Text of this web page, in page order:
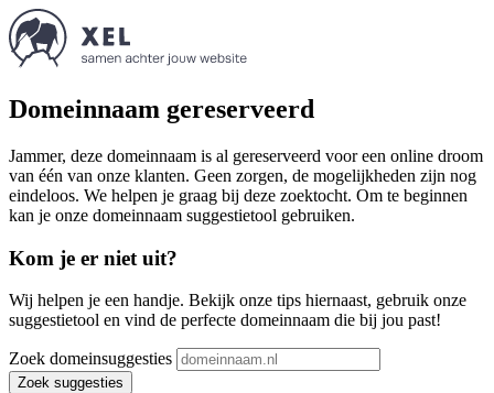
Domeinnaam gereserveerd
Jammer, deze domeinnaam is al gereserveerd voor een online droom
van één van onze klanten. Geen zorgen, de mogelijkheden zijn nog
eindeloos. We helpen je graag bij deze zoektocht. Om te beginnen
kan je onze domeinnaam suggestietool gebruiken.
Kom je er niet uit?
Wij helpen je een handje. Bekijk onze tips hiernaast, gebruik onze
suggestietool en vind de perfecte domeinnaam die bij jou past!
Zoek domeinsuggesties
Zoek suggesties